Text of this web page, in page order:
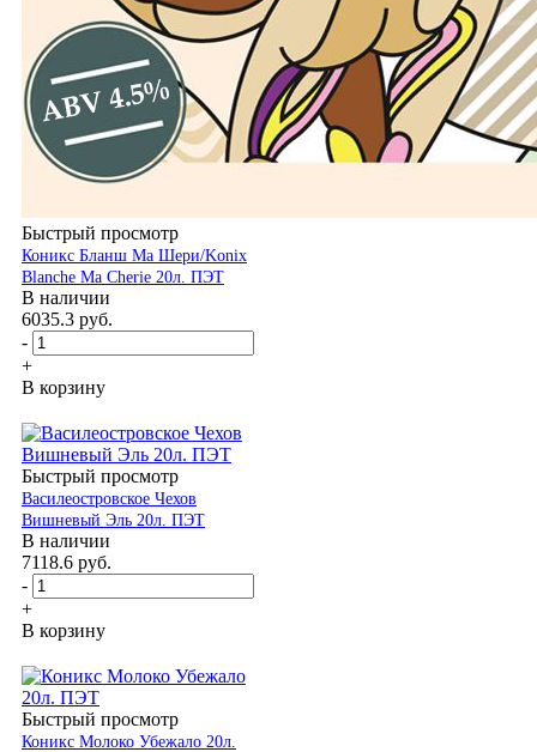
Быстрый просмотр
Коникс Бланш Ма Шери/Konix
Blanche Ma Cherie 20л. ПЭТ
В наличии
6035.3 руб.
-
+
В корзину
Быстрый просмотр
Василеостровское Чехов
Вишневый Эль 20л. ПЭТ
В наличии
7118.6 руб.
-
+
В корзину
Быстрый просмотр
Коникс Молоко Убежало 20л.